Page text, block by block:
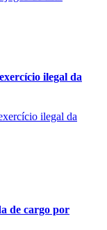
ilegal da
de cargo por